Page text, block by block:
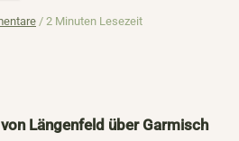
/ 2 Minuten Lesezeit
Längenfeld über Garmisch